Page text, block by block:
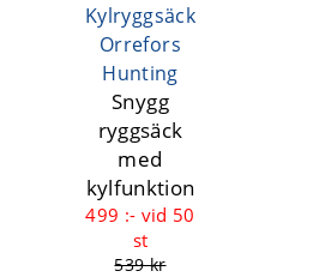
Kylryggsäck
Orrefors
Hunting
Snygg
ryggsäck
med
kylfunktion
499 :- vid 50
st
539 kr